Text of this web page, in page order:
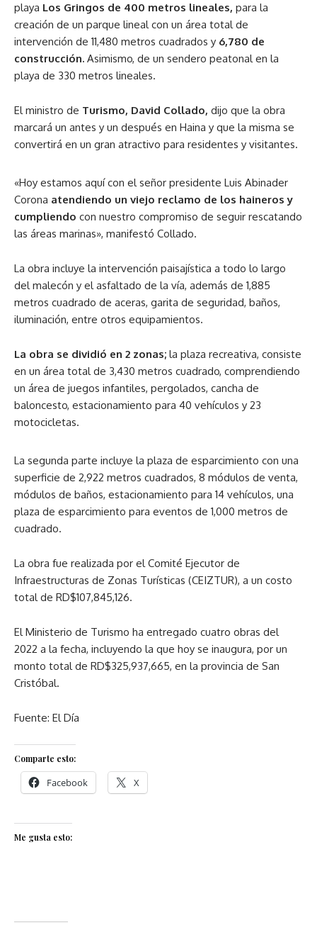
playa Los Gringos de 400 metros lineales, para la
creación de un parque lineal con un área total de
intervención de 11,480 metros cuadrados y 6,780 de
construcción. Asimismo, de un sendero peatonal en la
playa de 330 metros lineales.
El ministro de Turismo, David Collado, dijo que la obra
marcará un antes y un después en Haina y que la misma se
convertirá en un gran atractivo para residentes y visitantes.
«Hoy estamos aquí con el señor presidente Luis Abinader
Corona atendiendo un viejo reclamo de los haineros y
cumpliendo con nuestro compromiso de seguir rescatando
las áreas marinas», manifestó Collado.
La obra incluye la intervención paisajística a todo lo largo
del malecón y el asfaltado de la vía, además de 1,885
metros cuadrado de aceras, garita de seguridad, baños,
iluminación, entre otros equipamientos.
La obra se dividió en 2 zonas; la plaza recreativa, consiste
en un área total de 3,430 metros cuadrado, comprendiendo
un área de juegos infantiles, pergolados, cancha de
baloncesto, estacionamiento para 40 vehículos y 23
motocicletas.
La segunda parte incluye la plaza de esparcimiento con una
superficie de 2,922 metros cuadrados, 8 módulos de venta,
módulos de baños, estacionamiento para 14 vehículos, una
plaza de esparcimiento para eventos de 1,000 metros de
cuadrado.
La obra fue realizada por el Comité Ejecutor de
Infraestructuras de Zonas Turísticas (CEIZTUR), a un costo
total de RD$107,845,126.
El Ministerio de Turismo ha entregado cuatro obras del
2022 a la fecha, incluyendo la que hoy se inaugura, por un
monto total de RD$325,937,665, en la provincia de San
Cristóbal.
Fuente: El Día
Comparte esto:
Facebook X
Me gusta esto: